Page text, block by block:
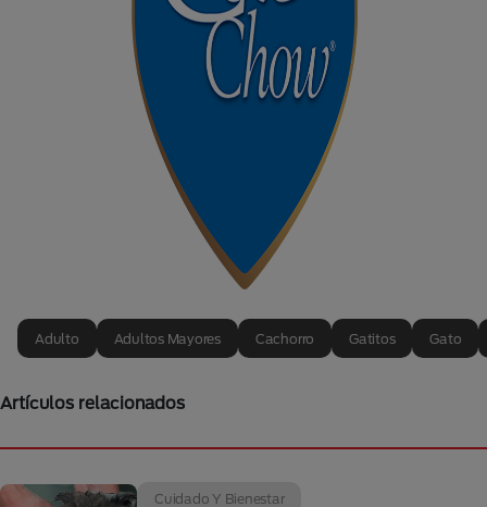
Adulto Adultos Mayores Cachorro Gatitos Gato
Artículos relacionados
Cuidado Y Bienestar